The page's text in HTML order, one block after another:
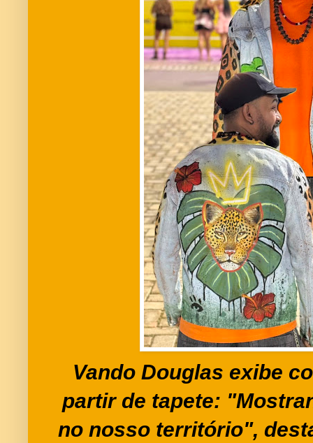
Vando Douglas exibe
partir de tapete:
no nosso território",